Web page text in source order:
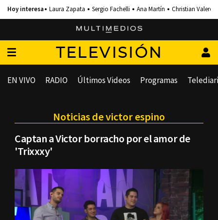
Laura Zapata Sergio Fachelli Ana Martín Christian Valero
TELEVISIÓN
EN VIVO RADIO Últimos Videos Programas
Noticias de victor espino
Captan a Victor borracho por el amor de
'Trixxxy'